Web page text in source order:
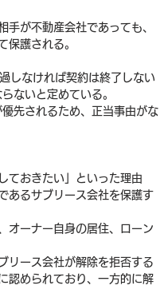
が不動産会社であっても、
保護される。
しなければ契約は終了しない
ないと定めている。
先されるため、正当事由がな
ておきたい」といった理由
あるサブリース会社を保護す
オーナー自身の居住、ローン
リース会社が解除を拒否する
認められており、一方的に解